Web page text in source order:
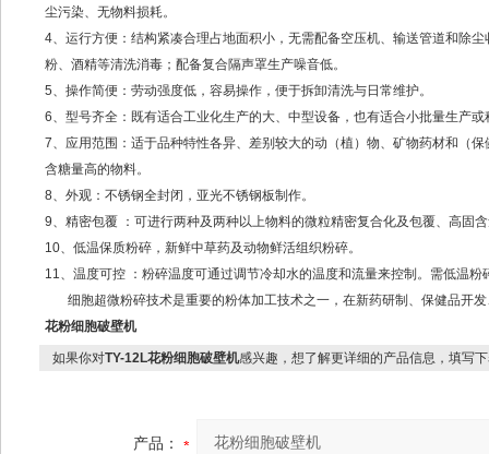
尘污染、无物料损耗。
4、运行方便：结构紧凑合理占地面积小，无需配备空压机、输送管道和除
粉、酒精等清洗消毒；配备复合隔声罩生产噪音低。
5、操作简便：劳动强度低，容易操作，便于拆卸清洗与日常维护。
6、型号齐全：既有适合工业化生产的大、中型设备，也有适合小批量生产
7、应用范围：适于品种特性各异、差别较大的动（植）物、矿物药材和（
含糖量高的物料。
8、外观：不锈钢全封闭，亚光不锈钢板制作。
9、精密包覆 ：可进行两种及两种以上物料的微粒精密复合化及包覆、高固
10、低温保质粉碎，新鲜中草药及动物鲜活组织粉碎。
11、温度可控 ：粉碎温度可通过调节冷却水的温度和流量来控制。需低温
细胞超微粉碎技术是重要的粉体加工技术之一，在新药研制、保健品开
花粉细胞破壁机
如果你对TY-12L花粉细胞破壁机感兴趣，想了解更详细的产品信息，填写
产品：